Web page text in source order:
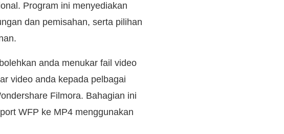
Program ini menyediakan
dan pemisahan, serta pilihan
anda menukar fail video
video anda kepada pelbagai
Filmora. Bahagian ini
WFP ke MP4 menggunakan